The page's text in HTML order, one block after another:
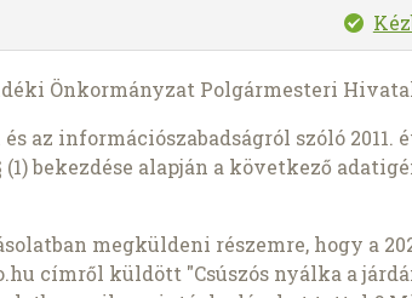
Önkormányzat Polgármesteri
az információszabadságról szóló 2011.
bekezdése alapján a következő
megküldeni részemre, hogy a
címről küldött "Csúszós nyálka a